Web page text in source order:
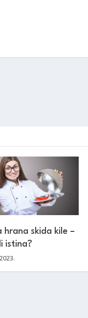
hrana skida kile –
istina?